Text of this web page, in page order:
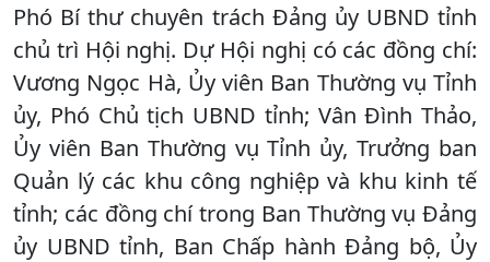
Phó Bí thư chuyên trách Đảng ủy UBND tỉnh
chủ trì Hội nghị. Dự Hội nghị có các đồng chí:
Vương Ngọc Hà, Ủy viên Ban Thường vụ Tỉnh
ủy, Phó Chủ tịch UBND tỉnh; Vân Đình Thảo,
Ủy viên Ban Thường vụ Tỉnh ủy, Trưởng ban
Quản lý các khu công nghiệp và khu kinh tế
tỉnh; các đồng chí trong Ban Thường vụ Đảng
ủy UBND tỉnh, Ban Chấp hành Đảng bộ, Ủy